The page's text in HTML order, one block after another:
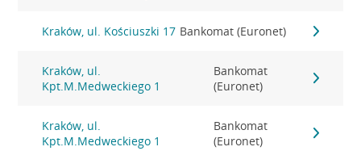
Kraków, ul. Kościuszki 17 Bankomat (Euronet)
Kraków, ul.
Kpt.M.Medweckiego 1
Bankomat
(Euronet)
Kraków, ul.
Kpt.M.Medweckiego 1
Bankomat
(Euronet)